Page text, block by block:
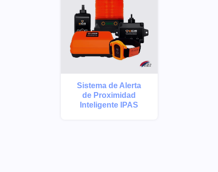
Sistema de Alerta
de Proximidad
Inteligente IPAS